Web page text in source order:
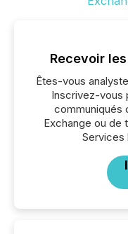
Recevoir
Êtes-vous
Inscrivez-vous
communiqués
Exchange ou de
Services